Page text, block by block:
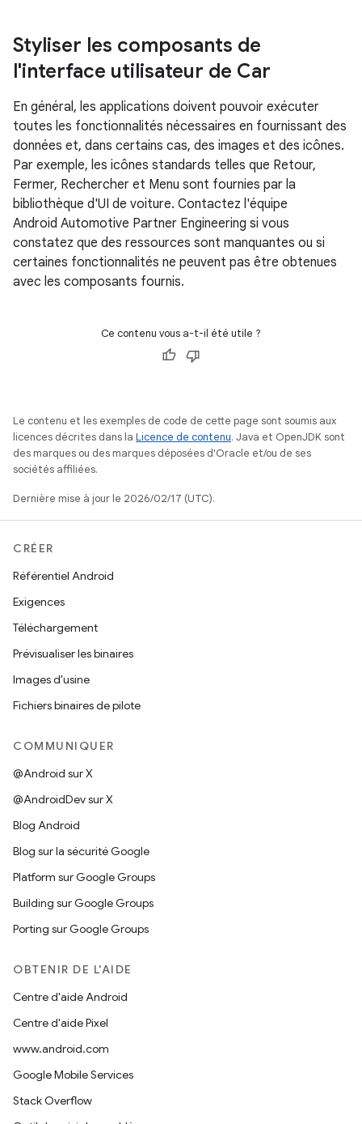
Styliser les composants de
l'interface utilisateur de Car
En général, les applications doivent pouvoir exécuter
toutes les fonctionnalités nécessaires en fournissant des
données et, dans certains cas, des images et des icônes.
Par exemple, les icônes standards telles que Retour,
Fermer, Rechercher et Menu sont fournies par la
bibliothèque d'UI de voiture. Contactez l'équipe
Android Automotive Partner Engineering si vous
constatez que des ressources sont manquantes ou si
certaines fonctionnalités ne peuvent pas être obtenues
avec les composants fournis.
Ce contenu vous a-t-il été utile ?
Le contenu et les exemples de code de cette page sont soumis aux
licences décrites dans la Licence de contenu. Java et OpenJDK sont
des marques ou des marques déposées d'Oracle et/ou de ses
sociétés affiliées.
Dernière mise à jour le 2026/02/17 (UTC).
CRÉER
Référentiel Android
Exigences
Téléchargement
Prévisualiser les binaires
Images d'usine
Fichiers binaires de pilote
COMMUNIQUER
@Android sur X
@AndroidDev sur X
Blog Android
Blog sur la sécurité Google
Platform sur Google Groups
Building sur Google Groups
Porting sur Google Groups
OBTENIR DE L'AIDE
Centre d'aide Android
Centre d'aide Pixel
www.android.com
Google Mobile Services
Stack Overflow